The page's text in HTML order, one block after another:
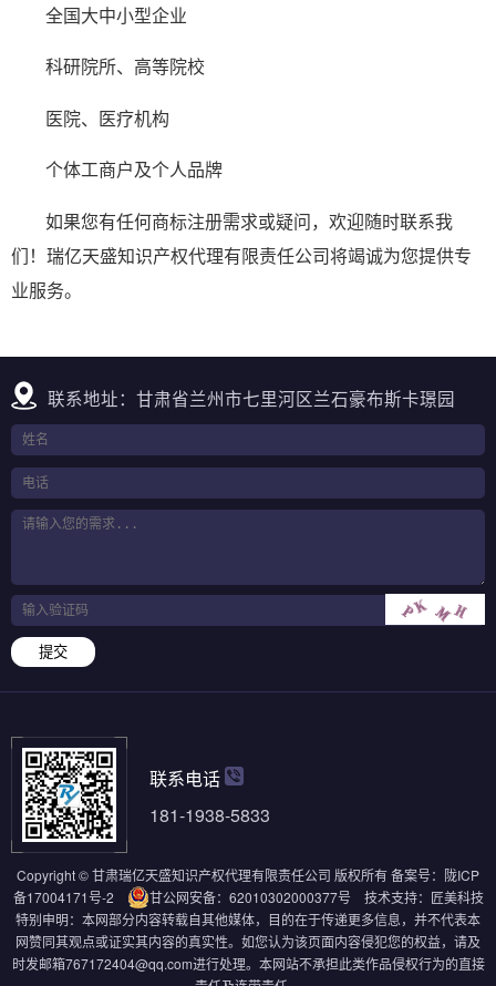
全国大中小型企业
科研院所、高等院校
医院、医疗机构
个体工商户及个人品牌
如果您有任何商标注册需求或疑问，欢迎随时联系我
们！瑞亿天盛知识产权代理有限责任公司将竭诚为您提供专
业服务。
联系地址：甘肃省兰州市七里河区兰石豪布斯卡璟园
提交
联系电话
181-1938-5833
Copyright © 甘肃瑞亿天盛知识产权代理有限责任公司 版权所有备案号： 陇ICP
备17004171号-2
甘公网安备：62010302000377号技术支持： 匠美科技
特别申明：本网部分内容转载自其他媒体，目的在于传递更多信息，并不代表本
网赞同其观点或证实其内容的真实性。如您认为该页面内容侵犯您的权益，请及
时发邮箱767172404@qq.com进行处理。本网站不承担此类作品侵权行为的直接